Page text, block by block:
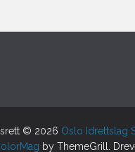
© 2026 Oslo Idrettslag
by ThemeGrill.